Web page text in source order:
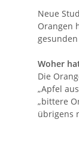
Neue
Orangen
Woher
Die
„Apfel
„bittere
übrigens